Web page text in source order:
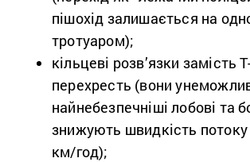
пішохід залишається на
тротуаром);
кільцеві розв’язки замість
перехресть (вони
найнебезпечніші лобові та
знижують швидкість
км/год);